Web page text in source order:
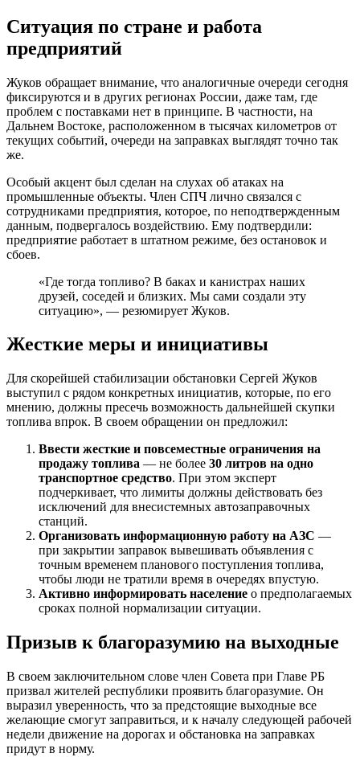
Ситуация по стране и работа
предприятий
Жуков обращает внимание, что аналогичные очереди сегодня
фиксируются и в других регионах России, даже там, где
проблем с поставками нет в принципе. В частности, на
Дальнем Востоке, расположенном в тысячах километров от
текущих событий, очереди на заправках выглядят точно так
же.
Особый акцент был сделан на слухах об атаках на
промышленные объекты. Член СПЧ лично связался с
сотрудниками предприятия, которое, по неподтвержденным
данным, подвергалось воздействию. Ему подтвердили:
предприятие работает в штатном режиме, без остановок и
сбоев.
«Где тогда топливо? В баках и канистрах наших
друзей, соседей и близких. Мы сами создали эту
ситуацию», — резюмирует Жуков.
Жесткие меры и инициативы
Для скорейшей стабилизации обстановки Сергей Жуков
выступил с рядом конкретных инициатив, которые, по его
мнению, должны пресечь возможность дальнейшей скупки
топлива впрок. В своем обращении он предложил:
Ввести жесткие и повсеместные ограничения на
продажу топлива — не более 30 литров на одно
транспортное средство. При этом эксперт
подчеркивает, что лимиты должны действовать без
исключений для внесистемных автозаправочных
станций.
Организовать информационную работу на АЗС —
при закрытии заправок вывешивать объявления с
точным временем планового поступления топлива,
чтобы люди не тратили время в очередях впустую.
Активно информировать население о предполагаемых
сроках полной нормализации ситуации.
Призыв к благоразумию на выходные
В своем заключительном слове член Совета при Главе РБ
призвал жителей республики проявить благоразумие. Он
выразил уверенность, что за предстоящие выходные все
желающие смогут заправиться, и к началу следующей рабочей
недели движение на дорогах и обстановка на заправках
придут в норму.